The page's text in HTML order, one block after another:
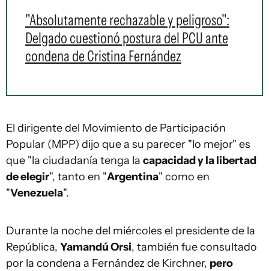
"Absolutamente rechazable y peligroso":
Delgado cuestionó postura del PCU ante
condena de Cristina Fernández
El dirigente del Movimiento de Participación
Popular (MPP) dijo que a su parecer "lo mejor" es
que "la ciudadanía tenga la capacidad y la libertad
de elegir", tanto en "Argentina" como en
"Venezuela".
Durante la noche del miércoles el presidente de la
República, Yamandú Orsi, también fue consultado
por la condena a Fernández de Kirchner, pero